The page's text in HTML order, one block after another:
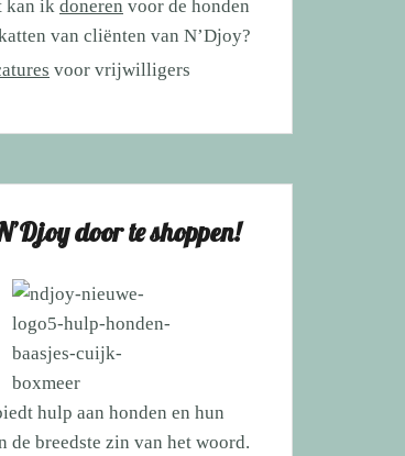
kan ik doneren voor de honden
van cliënten van N’Djoy?
voor vrijwilligers
door te shoppen!
hulp aan honden en hun
de breedste zin van het woord.